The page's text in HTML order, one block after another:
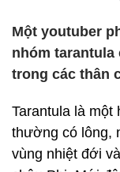
Một youtuber
nhóm tarantula
trong các thân
Tarantula là một
thường có lông,
vùng nhiệt đới